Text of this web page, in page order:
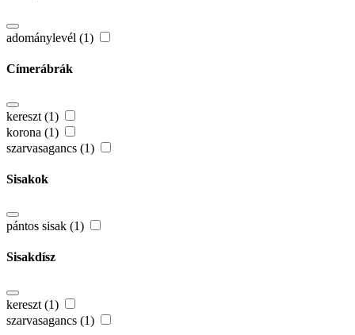
adománylevél (1)
Címerábrák
kereszt (1)
korona (1)
szarvasagancs (1)
Sisakok
pántos sisak (1)
Sisakdísz
kereszt (1)
szarvasagancs (1)